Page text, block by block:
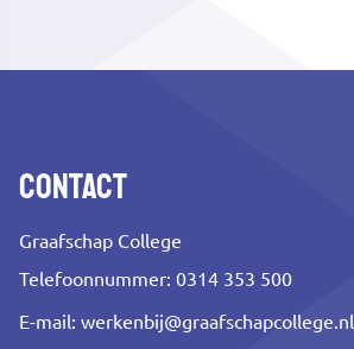
Contact
Graafschap College
Telefoonnummer: 0314 353 500
E-mail: werkenbij@graafschapcollege.nl